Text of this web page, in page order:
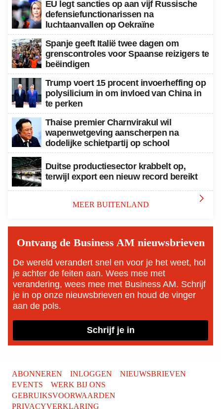
EU legt sancties op aan vijf Russische
defensiefunctionarissen na
luchtaanvallen op Oekraïne
Spanje geeft Italië twee dagen om
grenscontroles voor Spaanse reizigers te
beëindigen
Trump voert 15 procent invoerheffing op
polysilicium in om invloed van China in
te perken
Thaise premier Charnvirakul wil
wapenwetgeving aanscherpen na
dodelijke schietpartij op school
Duitse productiesector krabbelt op,
terwijl export een nieuw record bereikt
MEER BUITENLAND 
Ontvang de Business AM nieuwsbrieven
De wereld verandert snel en voor je het weet, hol
je achter de feiten aan. Wees mee met
verandering, wees mee met Business AM. Schrijf
je in op onze nieuwsbrieven en houd de vinger
aan de pols.
Schrijf je in
ABONNEREN INLOGGEN
NIEUWSBRIEVEN
EVENTS
WERK BIJ ONS
GEBRUIKSVOORWAARDEN
PRIVACYVERKLARING